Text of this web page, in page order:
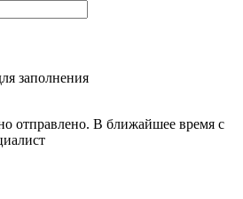
заполнения
отправлено. В ближайшее время с